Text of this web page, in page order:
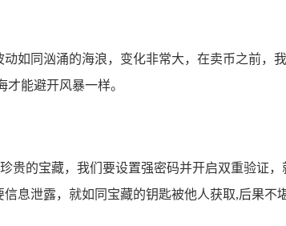
如同汹涌的海浪，变化非常大，在卖币之前
能避开风暴一样。
贵的宝藏，我们要设置强密码并开启双重验证
息泄露，就如同宝藏的钥匙被他人获取,后果不